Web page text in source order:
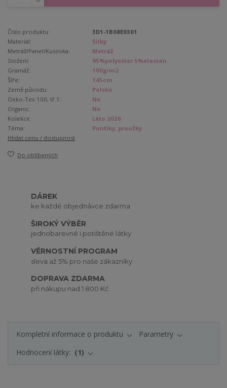
Číslo produktu:
3D1-1B08E0301
Materiál:
Silky
Metráž/Panel/Kusovka:
Metráž
Složení:
95%polyester 5%elastan
Gramáž:
100g/m2
Šíře:
145cm
Země původu:
Polsko
Oeko-Tex 100, tř.1:
Ne
Organic:
Ne
Kolekce:
Léto 2026
Téma:
Puntíky, proužky
Hlídat cenu / dostupnost
Do oblíbených
DÁREK
ke každé objednávce zdarma
ŠIROKÝ VÝBĚR
jednobarevné i potištěné látky
VĚRNOSTNÍ PROGRAM
sleva až 5% pro naše zákazníky
DOPRAVA ZDARMA
při nákupu nad 1 800 Kč
Kompletní informace o produktu
Parametry
Hodnocení látky:
1